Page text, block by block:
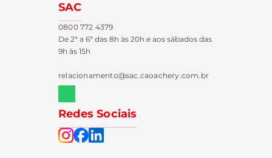
SAC
0800 772 4379
De 2ª a 6ª das 8h às 20h e aos sábados das
9h às 15h
relacionamento@sac.caoachery.com.br
Redes Sociais